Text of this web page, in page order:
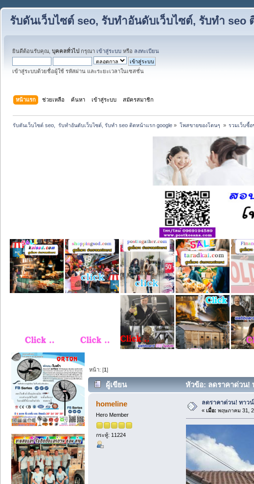
รับดันเว็บไซต์ seo, รับทำอันดับเว็บไซต์, รับทำ seo
ยินดีต้อนรับคุณ, บุคคลทั่วไป กรุณา เข้าสู่ระบบ หรือ ลงทะเบียน
เข้าสู่ระบบด้วยชื่อผู้ใช้ รหัสผ่าน และระยะเวลาในเซสชั่น
หน้าแรก ช่วยเหลือ ค้นหา เข้าสู่ระบบ สมัครสมาชิก
รับดันเว็บไซต์ seo,  รับทำอันดับเว็บไซต์, รับทำ seo ติดหน้าแรก google » โพสขายของโดนๆ » รวมเว็บซื้อ
หน้า: [1]
ผู้เขียน หัวข้อ: ลดราคาด่วน!
homeline
Hero Member
กระทู้: 11224
ลดราคาด่วน! ทาว
« เมื่อ: พฤษภาคม 31,